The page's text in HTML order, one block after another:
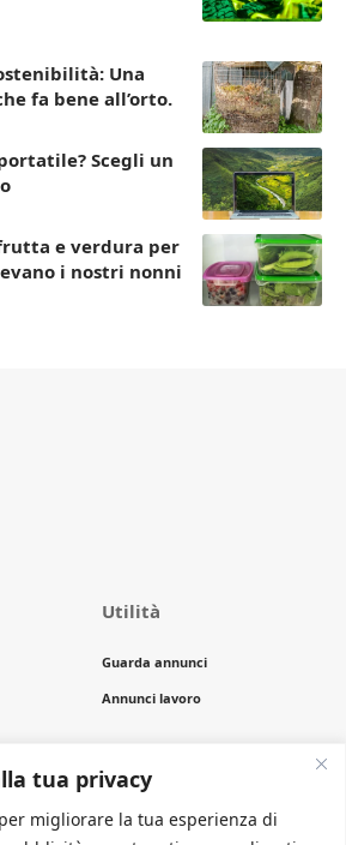
tua privacy
migliorare la tua esperienza di
Una
fa bene all’orto.
Scegli un
e verdura per
i nostri nonni
Utilità
Guarda annunci
Annunci lavoro